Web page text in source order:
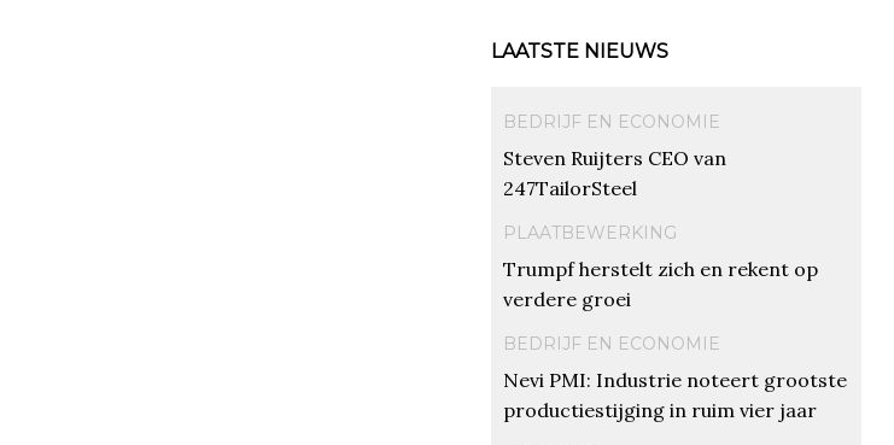
LAATSTE NIEUWS
BEDRIJF EN ECONOMIE
Steven Ruijters CEO van
247TailorSteel
PLAATBEWERKING
Trumpf herstelt zich en rekent op
verdere groei
BEDRIJF EN ECONOMIE
Nevi PMI: Industrie noteert grootste
productiestijging in ruim vier jaar